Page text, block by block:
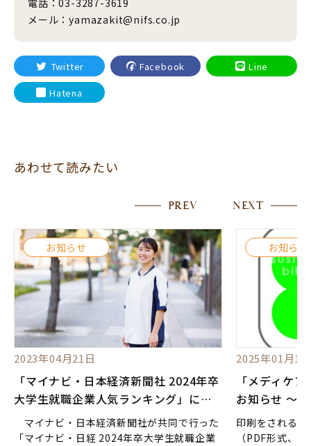
電話：03-3287-3619
メール：yamazakit@nifs.co.jp
Twitter Facebook
Line
Hatena
あわせて読みたい
PREV NEXT
お知らせ
2023年04月21日
「マイナビ・日本経済新聞社 2024年卒
大学生就職企業人気ランキング」にラ
ンクイン
マイナビ・日本経済新聞社が共同で行った
「マイナビ・日経 2024年卒大学生就職企業
お知らせ
2025年01月14
「メディケ
お知らせ ～
ルなサービス
ビス」のご紹
印刷をされる
（PDF形式、